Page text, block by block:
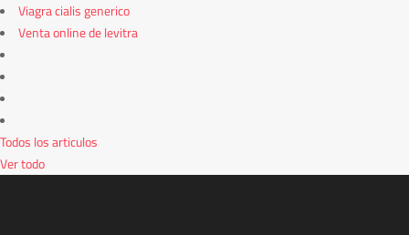
Viagra cialis generico
Venta online de levitra
Todos los articulos
Ver todo